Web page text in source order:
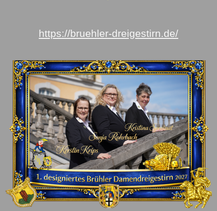
https://bruehler-dreigestirn.de/